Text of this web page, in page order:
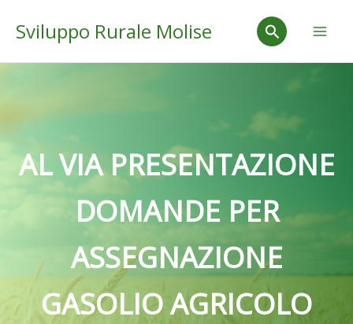
Sviluppo Rurale Molise
Cerca
AL VIA PRESENTAZIONE
DOMANDE PER
ASSEGNAZIONE
GASOLIO AGRICOLO